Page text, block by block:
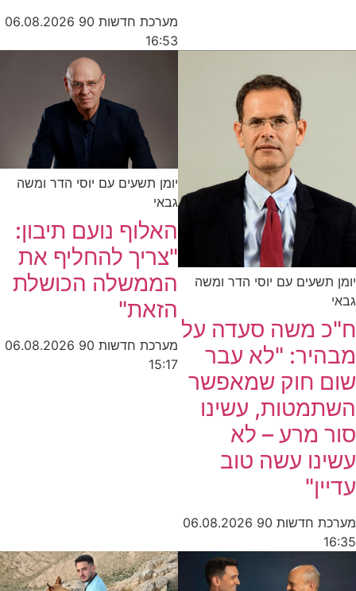
מערכת חדשות 90
06.08.2026
16:53
יומן תשעים עם יוסי הדר ומשה
גבאי
ח"כ משה סעדה על
מבהיר: "לא עבר
שום חוק שמאפשר
השתמטות, עשינו
סור מרע – לא
עשינו עשה טוב
עדיין"
מערכת חדשות 90
06.08.2026
16:35
יומן תשעים עם יוסי הדר ומשה
גבאי
האלוף נועם תיבון:
"צריך להחליף את
הממשלה הכושלת
הזאת"
מערכת חדשות 90
06.08.2026
15:17